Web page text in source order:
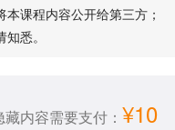
课程内容公开给第三方；
悉。
藏内容需要支付： ¥10